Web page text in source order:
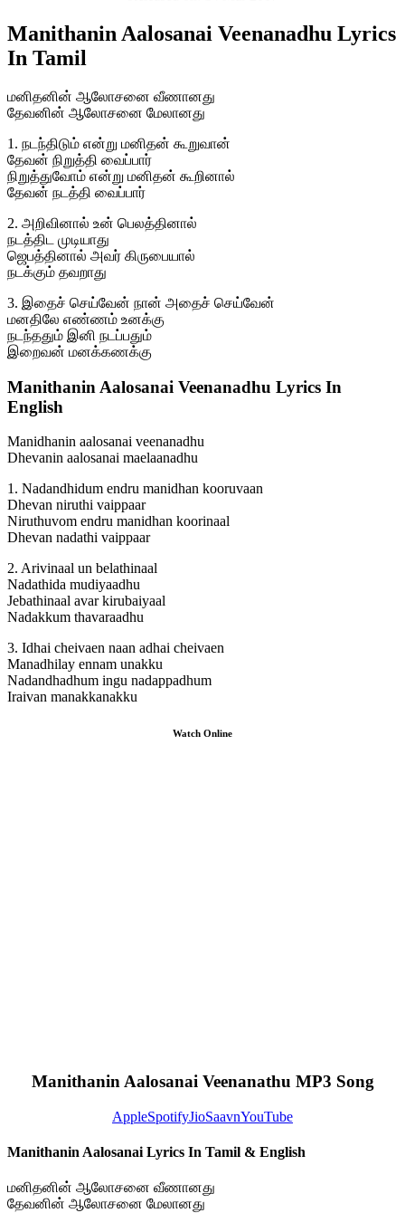
Manithanin Aalosanai Veenanadhu Lyrics
In Tamil
மனிதனின் ஆலோசனை வீணானது
தேவனின் ஆலோசனை மேலானது
1. நடந்திடும் என்று மனிதன் கூறுவான்
தேவன் நிறுத்தி வைப்பார்
நிறுத்துவோம் என்று மனிதன் கூறினால்
தேவன் நடத்தி வைப்பார்
2. அறிவினால் உன் பெலத்தினால்
நடத்திட முடியாது
ஜெபத்தினால் அவர் கிருபையால்
நடக்கும் தவறாது
3. இதைச் செய்வேன் நான் அதைச் செய்வேன்
மனதிலே எண்ணம் உனக்கு
நடந்ததும் இனி நடப்பதும்
இறைவன் மனக்கணக்கு
Manithanin Aalosanai Veenanadhu Lyrics In
English
Manidhanin aalosanai veenanadhu
Dhevanin aalosanai maelaanadhu
1. Nadandhidum endru manidhan kooruvaan
Dhevan niruthi vaippaar
Niruthuvom endru manidhan koorinaal
Dhevan nadathi vaippaar
2. Arivinaal un belathinaal
Nadathida mudiyaadhu
Jebathinaal avar kirubaiyaal
Nadakkum thavaraadhu
3. Idhai cheivaen naan adhai cheivaen
Manadhilay ennam unakku
Nadandhadhum ingu nadappadhum
Iraivan manakkanakku
Watch Online
Manithanin Aalosanai Veenanathu MP3 Song
AppleSpotifyJioSaavnYouTube
Manithanin Aalosanai Lyrics In Tamil & English
மனிதனின் ஆலோசனை வீணானது
தேவனின் ஆலோசனை மேலானது